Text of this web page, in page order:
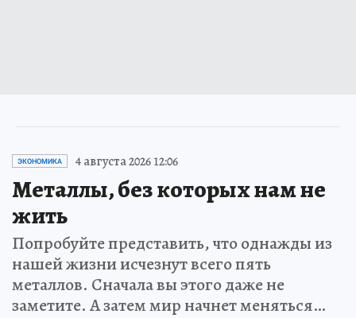
ЭКОНОМИКА 4 августа 2026 12:06
Металлы, без которых нам не
жить
Попробуйте представить, что однажды из
нашей жизни исчезнут всего пять
металлов. Сначала вы этого даже не
заметите. А затем мир начнет меняться…